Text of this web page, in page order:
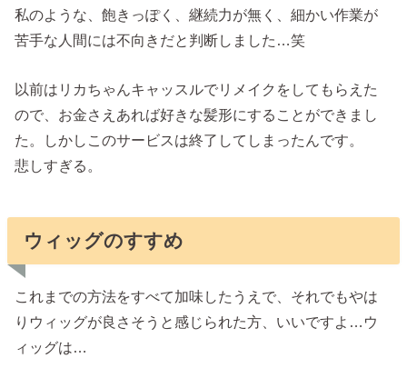
私のような、飽きっぽく、継続力が無く、細かい作業が
苦手な人間には不向きだと判断しました…笑
以前はリカちゃんキャッスルでリメイクをしてもらえた
ので、お金さえあれば好きな髪形にすることができまし
た。しかしこのサービスは終了してしまったんです。
悲しすぎる。
ウィッグのすすめ
これまでの方法をすべて加味したうえで、それでもやは
りウィッグが良さそうと感じられた方、いいですよ…ウ
ィッグは…